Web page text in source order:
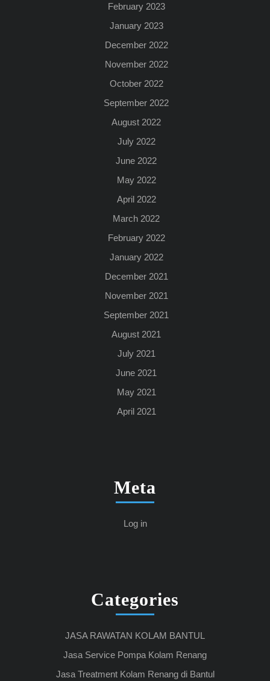
February 2023
January 2023
December 2022
November 2022
October 2022
September 2022
August 2022
July 2022
June 2022
May 2022
April 2022
March 2022
February 2022
January 2022
December 2021
November 2021
September 2021
August 2021
July 2021
June 2021
May 2021
April 2021
Meta
Log in
Categories
JASA RAWATAN KOLAM BANTUL
Jasa Service Pompa Kolam Renang
Jasa Treatment Kolam Renang di Bantul